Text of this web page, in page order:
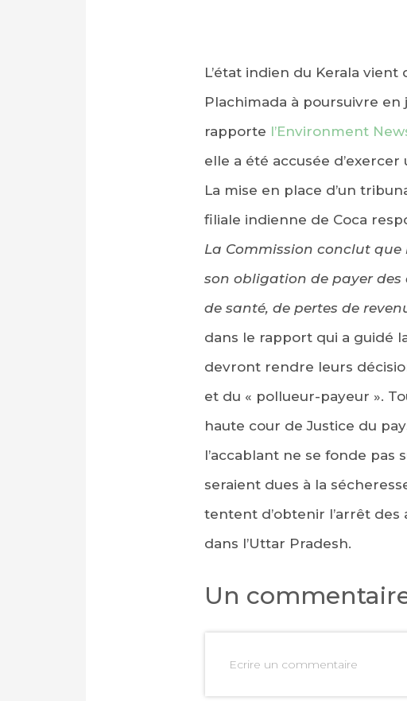
L’état indien du Kerala
Plachimada à poursuivre
rapporte l’Environment
elle a été accusée
La mise en place d’un
filiale indienne de Coca
La Commission conclut que
son obligation de payer des
de santé, de pertes de
dans le rapport qui a guidé
devront rendre leurs
et du « pollueur-payeur ».
haute cour de Justice du
l’accablant ne se fonde pas
seraient dues à la
tentent d’obtenir l’arrêt des
dans l’Uttar Pradesh.
Un
Ecrire un commentaire